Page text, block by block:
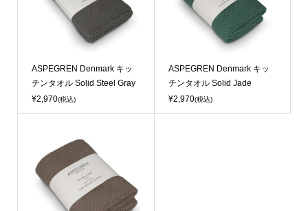
ASPEGREN Denmark キッ
チンタオル Solid Steel Gray
¥2,970(税込)
ASPEGREN Denmark キッ
チンタオル Solid Jade
¥2,970(税込)